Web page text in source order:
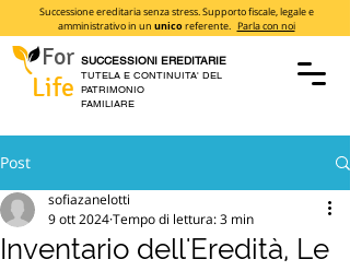
For
Life
SUCCESSIONI EREDITARIE
TUTELA E CONTINUITA' DEL
PATRIMONIO
FAMILIARE
Successione ereditaria senza stress. Supporto fiscale, legale e
amministrativo in un unicoreferente. Parla con noi
Post
Inventario dell'Eredità, Le
sofiazanelotti
9 ott 2024Tempo di lettura: 3 min